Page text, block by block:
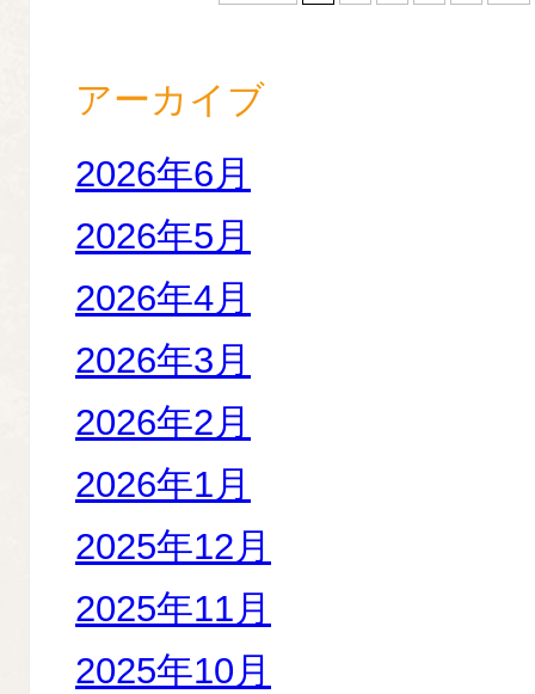
アーカイブ
2026年6月
2026年5月
2026年4月
2026年3月
2026年2月
2026年1月
2025年12月
2025年11月
2025年10月